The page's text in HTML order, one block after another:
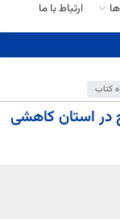
ارتباط با ما
کتاب
در استان کاهشی